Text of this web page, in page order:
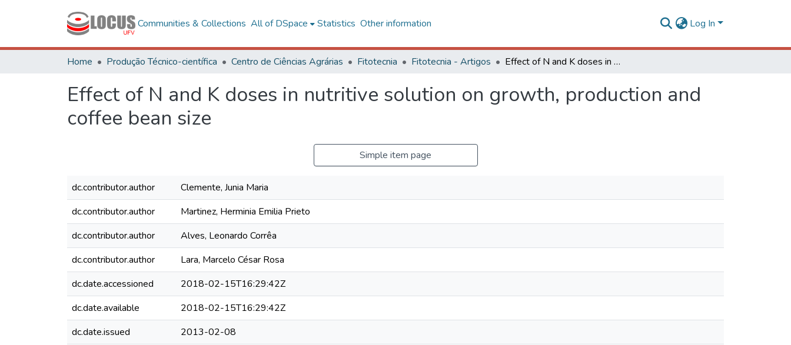
Communities & Collections All of DSpace Statistics Other information Log In
Home Produção Técnico-científica Centro de Ciências Agrárias Fitotecnia Fitotecnia - Artigos Effect of N and K doses in nutritive solution on growth, production and coffee bean size
Effect of N and K doses in nutritive solution on growth, production and
coffee bean size
Simple item page
dc.contributor.author
Clemente, Junia Maria
dc.contributor.author
Martinez, Herminia Emilia Prieto
dc.contributor.author
Alves, Leonardo Corrêa
dc.contributor.author
Lara, Marcelo César Rosa
dc.date.accessioned
2018-02-15T16:29:42Z
dc.date.available
2018-02-15T16:29:42Z
dc.date.issued
2013-02-08